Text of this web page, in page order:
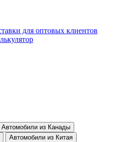
для оптовых клиентов
Автомобили из Канады
Автомобили из Китая